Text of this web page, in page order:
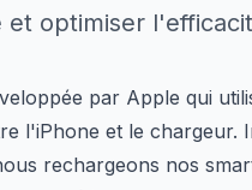
optimiser
par Apple qui
l'iPhone et le chargeur.
rechargeons nos